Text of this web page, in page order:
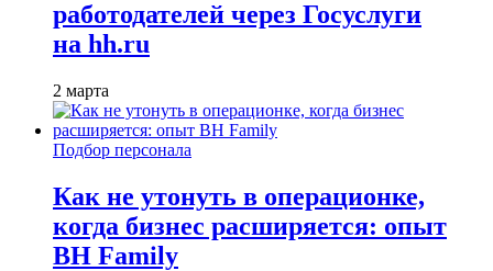
работодателей через Госуслуги
на hh.ru
2 марта
Подбор персонала
Как не утонуть в операционке,
когда бизнес расширяется: опыт
BH Family